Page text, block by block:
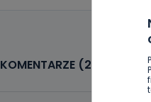
KOMENTARZE (2)